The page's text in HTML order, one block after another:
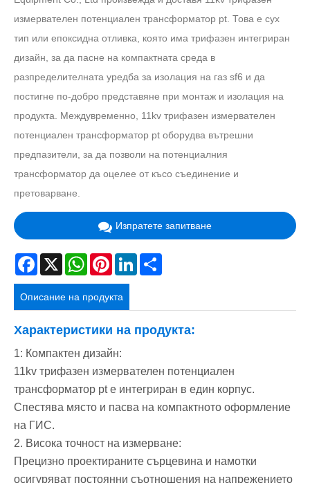
измервателен потенциален трансформатор pt. Това е сух
тип или епоксидна отливка, която има трифазен интегриран
дизайн, за да пасне на компактната среда в
разпределителната уредба за изолация на газ sf6 и да
постигне по-добро представяне при монтаж и изолация на
продукта. Междувременно, 11kv трифазен измервателен
потенциален трансформатор pt оборудва вътрешни
предпазители, за да позволи на потенциалния
трансформатор да оцелее от късо съединение и
претоварване.
Изпратете запитване
Facebook
X WhatsAppPinterestLinkedIn
Описание на продукта
Характеристики на продукта:
1: Компактен дизайн:
11kv трифазен измервателен потенциален
трансформатор pt е интегриран в един корпус.
Спестява място и пасва на компактното оформление
на ГИС.
2. Висока точност на измерване:
Прецизно проектираните сърцевина и намотки
осигуряват постоянни съотношения на напрежението